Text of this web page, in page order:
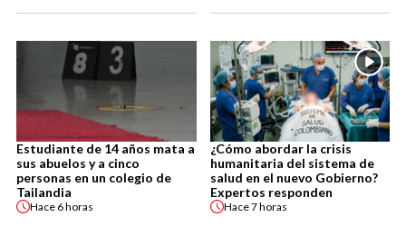
Estudiante de 14 años mata a
sus abuelos y a cinco
personas en un colegio de
Tailandia
Hace 6 horas
¿Cómo abordar la crisis
humanitaria del sistema de
salud en el nuevo Gobierno?
Expertos responden
Hace7 horas